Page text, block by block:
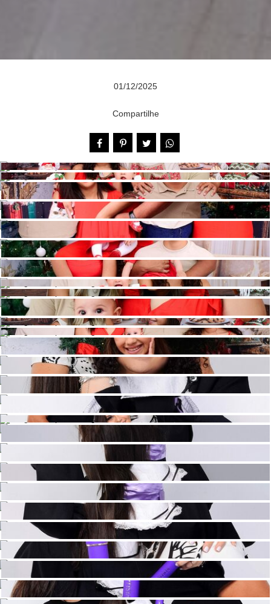
01/12/2025
Compartilhe